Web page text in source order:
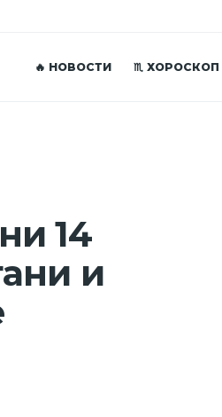
🔥 НОВОСТИ ♏ ХОРОСКОП
14
и